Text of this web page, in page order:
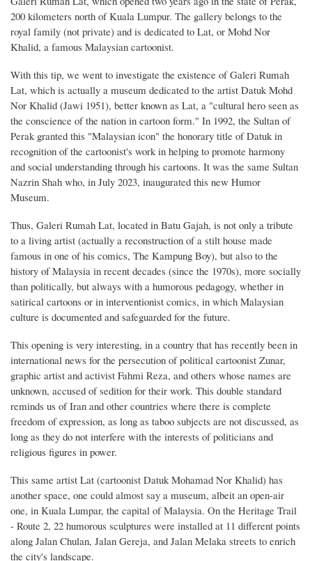
200 kilometers north of Kuala Lumpur. The gallery belongs to the
royal family (not private) and is dedicated to Lat, or Mohd Nor
Khalid, a famous Malaysian cartoonist.
With this tip, we went to investigate the existence of Galeri Rumah
Lat, which is actually a museum dedicated to the artist Datuk Mohd
Nor Khalid (Jawi 1951), better known as Lat, a "cultural hero seen as
the conscience of the nation in cartoon form." In 1992, the Sultan of
Perak granted this "Malaysian icon" the honorary title of Datuk in
recognition of the cartoonist's work in helping to promote harmony
and social understanding through his cartoons. It was the same Sultan
Nazrin Shah who, in July 2023, inaugurated this new Humor
Museum.
Thus, Galeri Rumah Lat, located in Batu Gajah, is not only a tribute
to a living artist (actually a reconstruction of a stilt house made
famous in one of his comics, The Kampung Boy), but also to the
history of Malaysia in recent decades (since the 1970s), more socially
than politically, but always with a humorous pedagogy, whether in
satirical cartoons or in interventionist comics, in which Malaysian
culture is documented and safeguarded for the future.
This opening is very interesting, in a country that has recently been in
international news for the persecution of political cartoonist Zunar,
graphic artist and activist Fahmi Reza, and others whose names are
unknown, accused of sedition for their work. This double standard
reminds us of Iran and other countries where there is complete
freedom of expression, as long as taboo subjects are not discussed, as
long as they do not interfere with the interests of politicians and
religious figures in power.
This same artist Lat (cartoonist Datuk Mohamad Nor Khalid) has
another space, one could almost say a museum, albeit an open-air
one, in Kuala Lumpar, the capital of Malaysia. On the Heritage Trail
- Route 2, 22 humorous sculptures were installed at 11 different points
along Jalan Chulan, Jalan Gereja, and Jalan Melaka streets to enrich
the city's landscape.